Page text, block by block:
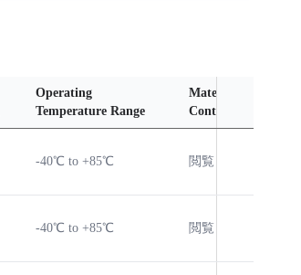
Operating
Temperature Range
Material
Content
-40℃ to +85℃ 閲覧
-40℃ to +85℃ 閲覧